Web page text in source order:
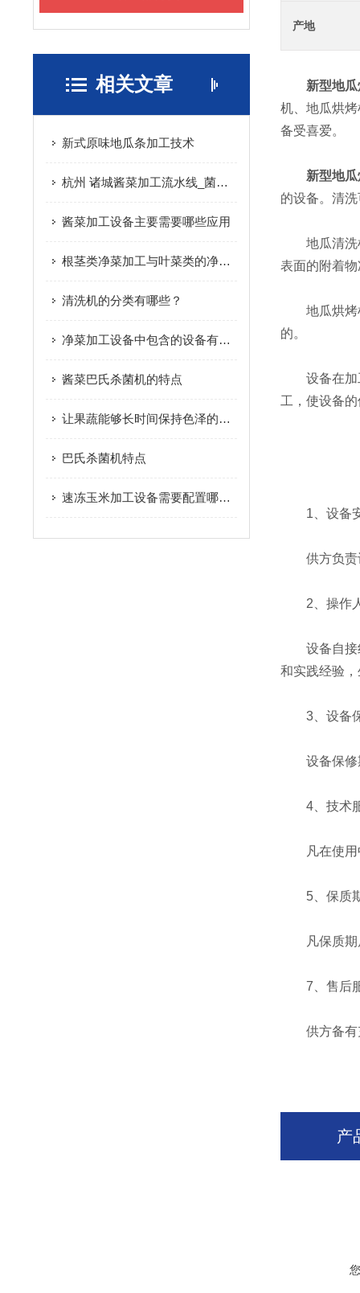
相关文章
新式原味地瓜条加工技术
杭州 诸城酱菜加工流水线_菌菇/海带加工设备|概述
酱菜加工设备主要需要哪些应用
根茎类净菜加工与叶菜类的净菜加工有什么不同之处？
清洗机的分类有哪些？
净菜加工设备中包含的设备有哪些
酱菜巴氏杀菌机的特点
让果蔬能够长时间保持色泽的果蔬漂烫机
巴氏杀菌机特点
速冻玉米加工设备需要配置哪些设备
产地
新型地
机、地瓜烘
备受喜爱。
新型地
的设备。清
地瓜清洗机
表面的附着
地瓜烘烤机
的。
设备在加工
工，使设备
1、设备安
供方负责设
2、操作
设备自接线
和实践经验
3、设备
设备保修期
4、技术
凡在使用中
5、保质期
凡保质期后
7、售后服
供方备有充
产